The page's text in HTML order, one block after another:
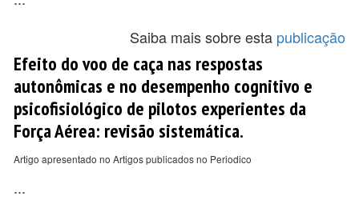
Saiba mais sobre esta publicação
Efeito do voo de caça nas respostas
autonômicas e no desempenho cognitivo e
psicofisiológico de pilotos experientes da
Força Aérea: revisão sistemática.
Artigo apresentado no Artigos publicados no Periodico
...